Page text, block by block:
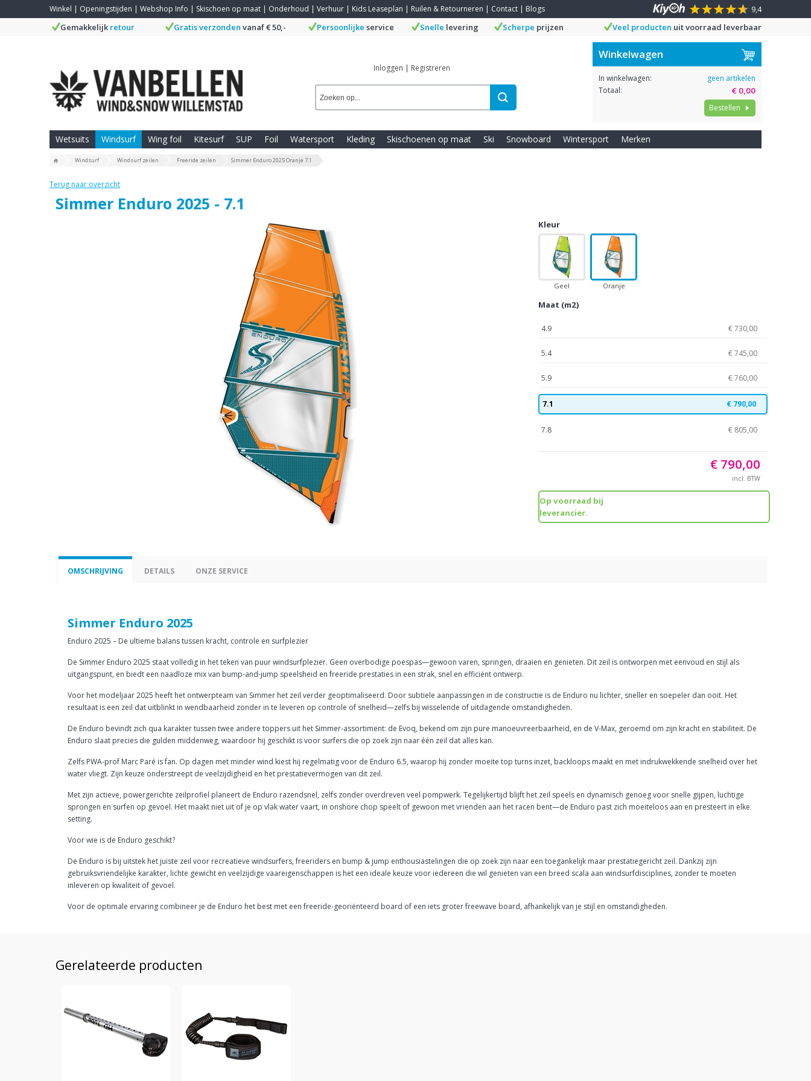
Winkel | Openingstijden | Webshop Info | Skischoen op maat | Onderhoud | Verhuur | Kids Leaseplan | Ruilen & Retourneren | Contact | Blogs
9,4
Gemakkelijk retour Gratis verzonden vanaf € 50,- Persoonlijke service Snelle levering Scherpe prijzen Veel producten uit voorraad leverbaar
Inloggen | Registreren
Winkelwagen
In winkelwagen:
geen artikelen
Totaal:
€ 0,00
Bestellen
Wetsuits Windsurf Wing foil Kitesurf SUP Foil Watersport Kleding Skischoenen op maat Ski Snowboard Wintersport Merken
Windsurf Windsurf zeilen Freeride zeilen Simmer Enduro 2025 Oranje 7.1
Terug naar overzicht
Simmer Enduro 2025 - 7.1
Kleur
Geel Oranje
Maat (m2)
4.9 € 730,00
5.4 € 745,00
5.9 € 760,00
7.1 € 790,00
7.8 € 805,00
€ 790,00
incl. BTW
Op voorraad bij
leverancier.
OMSCHRIJVING DETAILS ONZE SERVICE
Simmer Enduro 2025
Enduro 2025 – De ultieme balans tussen kracht, controle en surfplezier
De Simmer Enduro 2025 staat volledig in het teken van puur windsurfplezier. Geen overbodige poespas—gewoon varen, springen, draaien en genieten. Dit zeil is ontworpen met eenvoud en stijl als
uitgangspunt, en biedt een naadloze mix van bump-and-jump speelsheid en freeride prestaties in een strak, snel en efficiënt ontwerp.
Voor het modeljaar 2025 heeft het ontwerpteam van Simmer het zeil verder geoptimaliseerd. Door subtiele aanpassingen in de constructie is de Enduro nu lichter, sneller en soepeler dan ooit. Het
resultaat is een zeil dat uitblinkt in wendbaarheid zonder in te leveren op controle of snelheid—zelfs bij wisselende of uitdagende omstandigheden.
De Enduro bevindt zich qua karakter tussen twee andere toppers uit het Simmer-assortiment: de Evoq, bekend om zijn pure manoeuvreerbaarheid, en de V-Max, geroemd om zijn kracht en stabiliteit. De
Enduro slaat precies die gulden middenweg, waardoor hij geschikt is voor surfers die op zoek zijn naar één zeil dat alles kan.
Zelfs PWA-prof Marc Paré is fan. Op dagen met minder wind kiest hij regelmatig voor de Enduro 6.5, waarop hij zonder moeite top turns inzet, backloops maakt en met indrukwekkende snelheid over het
water vliegt. Zijn keuze onderstreept de veelzijdigheid en het prestatievermogen van dit zeil.
Met zijn actieve, powergerichte zeilprofiel planeert de Enduro razendsnel, zelfs zonder overdreven veel pompwerk. Tegelijkertijd blijft het zeil speels en dynamisch genoeg voor snelle gijpen, luchtige
sprongen en surfen op gevoel. Het maakt niet uit of je op vlak water vaart, in onshore chop speelt of gewoon met vrienden aan het racen bent—de Enduro past zich moeiteloos aan en presteert in elke
setting.
Voor wie is de Enduro geschikt?
De Enduro is bij uitstek het juiste zeil voor recreatieve windsurfers, freeriders en bump & jump enthousiastelingen die op zoek zijn naar een toegankelijk maar prestatiegericht zeil. Dankzij zijn
gebruiksvriendelijke karakter, lichte gewicht en veelzijdige vaareigenschappen is het een ideale keuze voor iedereen die wil genieten van een breed scala aan windsurfdisciplines, zonder te moeten
inleveren op kwaliteit of gevoel.
Voor de optimale ervaring combineer je de Enduro het best met een freeride-georiënteerd board of een iets groter freewave board, afhankelijk van je stijl en omstandigheden.
Gerelateerde producten